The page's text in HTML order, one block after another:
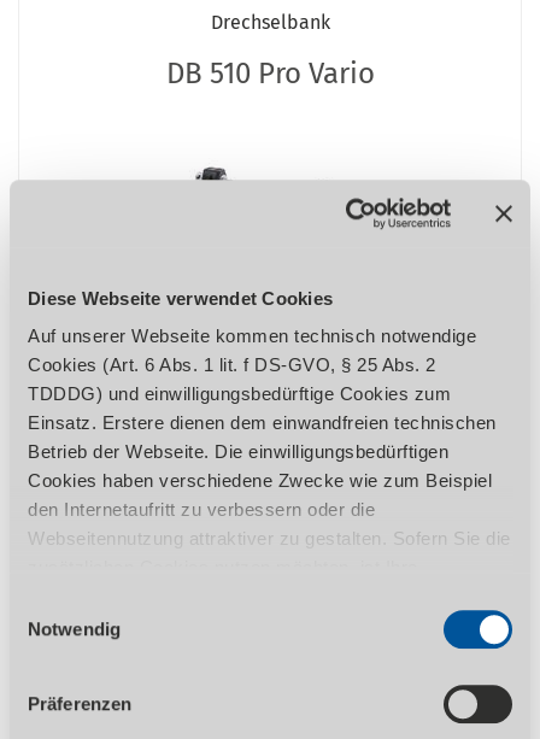
Diese Webseite verwendet Cookies
Auf unserer Webseite kommen technisch notwendige
Cookies (Art. 6 Abs. 1 lit. f DS-GVO, § 25 Abs. 2
TDDDG) und einwilligungsbedürftige Cookies zum
Einsatz. Erstere dienen dem einwandfreien technischen
Betrieb der Webseite. Die einwilligungsbedürftigen
Cookies haben verschiedene Zwecke wie zum Beispiel
den Internetaufritt zu verbessern oder die
Webseitennutzung attraktiver zu gestalten. Sofern Sie die
1 TDDDG erforderlich. Ihre erteilte Einwilligung können
Sie jederzeit durch Aufruf des Consent-Banners mit
Wirkung für die Zukunft widerrufen. Nähere Informationen
zu den einzelnen Cookies und die damit in Verbindung
Notwendig
Präferenzen
Drechselbank
DB 510 Pro Vario
ZUM PRODUKT
889,00EUR zzgl. Ust.
1.057,91EUR inkl. 19% Ust.
Massive Tischdrechselbank mit variabler
Drehzahlverstellung